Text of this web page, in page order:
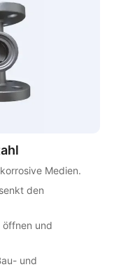
Medien.
den
öffnen und
und